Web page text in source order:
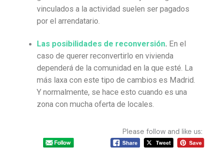
vinculados a la actividad suelen ser pagados
por el arrendatario.
Las posibilidades de reconversión. En el
caso de querer reconvertirlo en vivienda
dependerá de la comunidad en la que esté. La
más laxa con este tipo de cambios es Madrid.
Y normalmente, se hace esto cuando es una
zona con mucha oferta de locales.
Please follow and like us: